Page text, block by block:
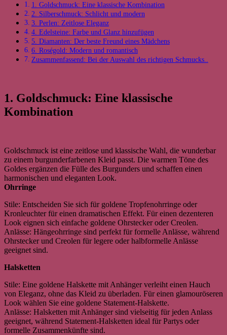
1. Goldschmuck: Eine klassische Kombination
2. Silberschmuck: Schlicht und modern
3. Perlen: Zeitlose Eleganz
4. Edelsteine: Farbe und Glanz hinzufügen
5. Diamanten: Der beste Freund eines Mädchens
6. Roségold: Modern und romantisch
Zusammenfassend: Bei der Auswahl des richtigen Schmucks..
1. Goldschmuck: Eine klassische
Kombination
Goldschmuck ist eine zeitlose und klassische Wahl, die wunderbar
zu einem burgunderfarbenen Kleid passt. Die warmen Töne des
Goldes ergänzen die Fülle des Burgunders und schaffen einen
harmonischen und eleganten Look.
Ohrringe
Stile: Entscheiden Sie sich für goldene Tropfenohrringe oder
Kronleuchter für einen dramatischen Effekt. Für einen dezenteren
Look eignen sich einfache goldene Ohrstecker oder Creolen.
Anlässe: Hängeohrringe sind perfekt für formelle Anlässe, während
Ohrstecker und Creolen für legere oder halbformelle Anlässe
geeignet sind.
Halsketten
Stile: Eine goldene Halskette mit Anhänger verleiht einen Hauch
von Eleganz, ohne das Kleid zu überladen. Für einen glamouröseren
Look wählen Sie eine goldene Statement-Halskette.
Anlässe: Halsketten mit Anhänger sind vielseitig für jeden Anlass
geeignet, während Statement-Halsketten ideal für Partys oder
formelle Zusammenkünfte sind.